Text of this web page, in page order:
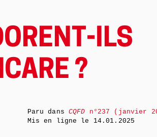
ILS
?
Paru dans CQFD n°237 (janvier
Mis en ligne le 14.01.2025